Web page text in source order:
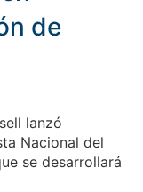
de
lanzó
Nacional del
se desarrollará